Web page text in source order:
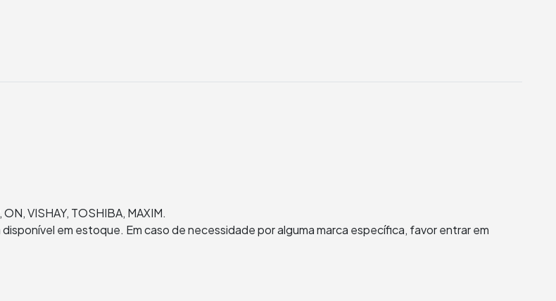
VISHAY, TOSHIBA, MAXIM.
em estoque. Em caso de necessidade por alguma marca específica, favor entrar em